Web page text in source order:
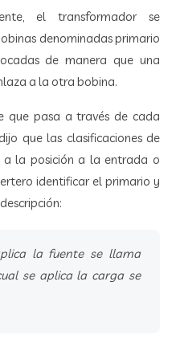
el transformador se
denominadas primario
de manera que una
a la otra bobina.
que pasa a través de cada
que las clasificaciones de
a la posición a la entrada o
identificar el primario y
la fuente se llama
se aplica la carga se